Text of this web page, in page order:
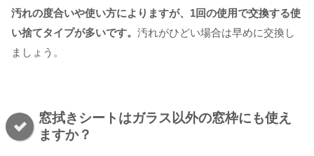
汚れの度合いや使い方によりますが、1回の使用で交換する使
い捨てタイプが多いです。 汚れがひどい場合は早めに交換し
ましょう。
窓拭きシートはガラス以外の窓枠にも使え
ますか？